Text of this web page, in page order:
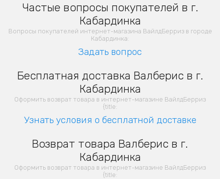
Частые вопросы покупателей в г.
Кабардинка
Вопросы покупателей интернет-магазина ВайлдБерриз в городе
Кабардинка:
Задать вопрос
Бесплатная доставка Валберис в г.
Кабардинка
Оформить возврат товара в интернет-магазине ВайлдБерриз
{title:
Узнать условия о бесплатной доставке
Возврат товара Валберис в г.
Кабардинка
Оформить возврат товара в интернет-магазине ВайлдБерриз
{title: